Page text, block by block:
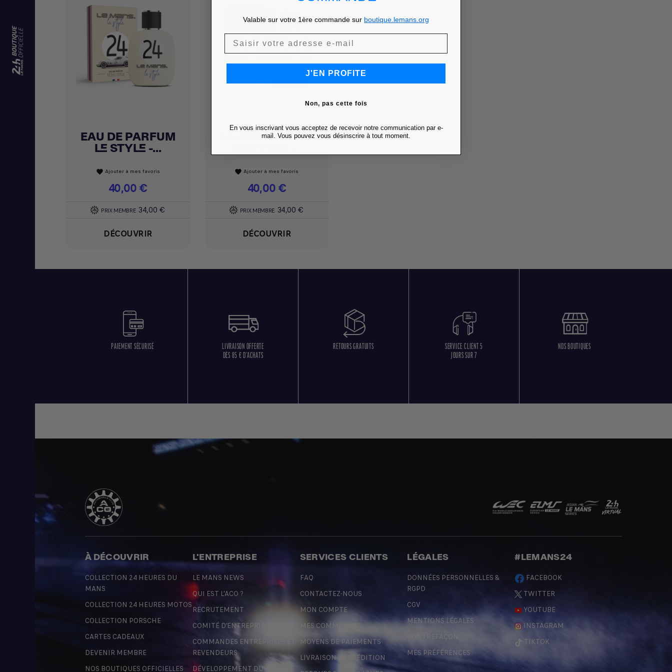
Achat express
EAU DE PARFUM
LE STYLE -...
favorite Ajouter à mes favoris
Prix
40,00 €
PRIX MEMBRE 34,00 €
DÉCOUVRIR
Achat express
EAU DE PARFUM
favorite Ajouter à mes favoris
Prix
40,00 €
PRIX MEMBRE 34,00 €
DÉCOUVRIR
PAIEMENT SÉCURISÉ
LIVRAISON OFFERTE
DÈS 85 € D'ACHATS
RETOURS GRATUITS
SERVICE CLIENT 5
JOURS SUR 7
NOS BOUTIQUES
À DÉCOUVRIR
COLLECTION 24 HEURES DU
MANS
COLLECTION 24 HEURES MOTOS
COLLECTION PORSCHE
CARTES CADEAUX
DEVENIR MEMBRE
NOS BOUTIQUES OFFICIELLES
L'ENTREPRISE
LE MANS NEWS
QUI EST L'ACO ?
RECRUTEMENT
COMITÉ D'ENTREPRISE
COMMANDES ENTREPRISES ET
REVENDEURS
DÉVELOPPEMENT DURABLE
SERVICES CLIENTS
FAQ
CONTACTEZ-NOUS
MON COMPTE
MES COMMANDES
MOYENS DE PAIEMENTS
LIVRAISON & EXPÉDITION
LÉGALES
DONNÉES PERSONNELLES &
RGPD
CGV
MENTIONS LÉGALES
CONTREFAÇON
MES PRÉFÉRENCES
#LEMANS24
FACEBOOK
TWITTER
YOUTUBE
INSTAGRAM
TIKTOK
Valable sur votre 1ère commande sur boutique.lemans.org
J'EN PROFITE
Non, pas cette fois
En vous inscrivant vous acceptez de recevoir notre communication par e-
mail. Vous pouvez vous désinscrire à tout moment.